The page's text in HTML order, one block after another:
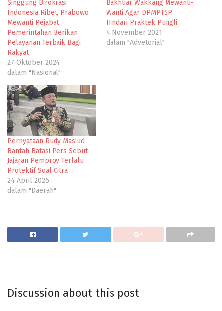
Singgung Birokrasi
Indonesia Ribet, Prabowo
Mewanti Pejabat
Pemerintahan Berikan
Pelayanan Terbaik Bagi
Rakyat
27 Oktober 2024
dalam "Nasional"
Bakhtiar Wakkang Mewanti-
Wanti Agar DPMPTSP
Hindari Praktek Pungli
4 November 2021
dalam "Advetorial"
Pernyataan Rudy Mas’ud
Bantah Batasi Pers Sebut
Jajaran Pemprov Terlalu
Protektif Soal Citra
24 April 2026
dalam "Daerah"
Discussion about this post